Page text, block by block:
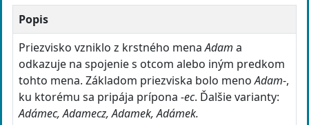
Popis
Priezvisko vzniklo z krstného menaAdam a
odkazuje na spojenie s otcom alebo iným predkom
tohto mena. Základom priezviska bolo menoAdam-,
ku ktorému sa pripája prípona -ec. Ďalšie varianty:
Adámec, Adamecz, Adamek, Adámek.